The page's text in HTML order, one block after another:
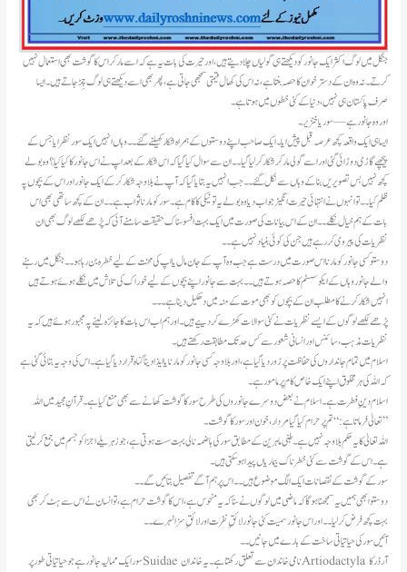
جنگل میں لوگ اکثر ایک جانور کو دیکھتے ہی گولیاں چلا دیتے ہیں، اور حیرت کی بات یہ ہے کہ اسے مار کر اس کا گوشت بھی استعمال نہیں
کرتے۔ نہ وہ ان کے دسترخوان کا حصہ بنتا ہے، نہ اس کی کھال قیمتی سمجھی جاتی ہے، پھر بھی اسے دیکھتے ہی لوگ چِڑ جاتے ہیں۔ ایسا
صرف پاکستان ہی نہیں، دنیا کے کئی خطوں میں ہوتا ہے۔
اور وہ جانور ہے — سور یا خنزیر۔
ایسا ہی ایک واقعہ کچھ عرصہ قبل پیش ایا۔ایک صاحب اپنے دوستوں کے ہمراہ شکار کھیلنے گئے۔۔وہاں انہیں ایک سور نظر ایا جس کے
پیچھے گاڑی دوڑائی گئی اور اسے گولی مار کر شکار کر لیا گیا۔۔ ان سے سوال کیا گیا کہ اس شکار کے بعد اپ نے اس جانور کا کیا کِیا؟ وہ بولے
کچھ نہیں بس تصویریں بنا کے وہاں سے نکل گئے۔۔جب انہیں یہ بتایا گیا کہ آپ نے بلا وجہ شکار کر کے ایک جانور اور اس کے بچوں پہ
ظلم کیا۔۔تو انہوں نے انتہائی حیرت انگیز جواب دیا وہ بولے یہ تو نیکی کا کام ہے۔سور کو مارنا ثواب ہے۔۔ان کے کچھ ساتھی بھی اس
بات کے ہم خیال نکلے۔۔ان کے اس بیانات کی صورت میں ایک بہت افسوسناک حقیقت سامنے آئی کہ پڑھے لکھے لوگ بھی ان
نظریات کی پیروی کر رہے ہیں جن کی کوئی بنیاد نہیں ہے۔۔
دوستو کسی جانور کو مارنا اس صورت میں درست ہے جب وہ آپ کے جان مال یا اپ کی محنت کے لیے خطرہ بن رہا ہو۔۔جنگل میں رہنے
والے جانور وہاں کے ایکو سسٹم کا حصہ ہوتے ہیں۔۔بہت سے جانور اپنے بچوں کے لیے خوراک کی تلاش میں نکلے ہوئے ہوتے ہیں
انہیں شکار کرنے کا مطلب ان کے بچوں کو بھی موت کے منہ میں دھکیل دینا ہے۔۔۔
پڑھے لکھے لوگوں کے ایسے نظریات نے کئی سوالات کھڑے کردییے ہیں۔اور ہم اب اس بات کا جائزہ لینے پہ مجبور ہوئے ہیں کہ یہ
نظریات مذہب، سائنس اور انسانی شعورسے کس حد تک مطابقت رکھتے ہیں۔
اسلام میں تمام جانداروں کی حفاظت پر زور دیا گیا ہے، اور بلاوجہ کسی جانور کو مارنا یا ایذا دینا گناہ قرار دیا گیا ہے۔ اس کی وجہ یہ بتائی گئی ہے
کہ اللہ کی ہر مخلوق اپنے ایک خاص کام پر مامور ہے۔
اسلام دینِ فطرت ہے۔ اسلام نے بعض دوسرے جانوروں کی طرح سور کا گوشت کھانے سے بھی منع کیا ہے۔ قرآنِ مجید میں اللہ
تعالیٰ فرماتا ہے: “تم پر حرام کیا گیا مردار، خون اور سور کا گوشت۔”
اللہ تعالیٰ کا یہ حکم بلاوجہ نہیں ہے۔ طبی ماہرین کے مطابق سور کی ہاضمہ نالی بہت سست ہوتی ہے، جو زہریلے اجزا کو جسم میں جمع کر لیتی
ہے۔ اس کے گوشت سے کئی خطرناک بیماریاں پیدا ہو سکتی ہیں۔
سور کے گوشت کے نقصانات ایک الگ موضوع ہیں۔۔اس پر ہم آگے تفصیل بتائیں گے۔۔
دوستوابھی ہمیں یہ سمجھنا ہوگا کہ ماضی میں لوگوں نے سنا کہ یہ منحوس ہے، اس کا گوشت حرام ہے، تو انسان نے اس سے ہٹ کر بھی
بہت کچھ فرض کرلیا۔۔اور اس جانور سمیت کئی جانورلائقِ نفرت اور لائقِ سزا ٹہرے۔۔
آئیں سور کی حیاتیاتی ساخت کے بارے میں جانیں۔۔
سور ایک ممالیہ جانور ہے جو حیاتیاتی طور پر Suidae نامی خاندان سے تعلق رکھتا ہے۔ یہ خاندان Artiodactyla آرڈر کا